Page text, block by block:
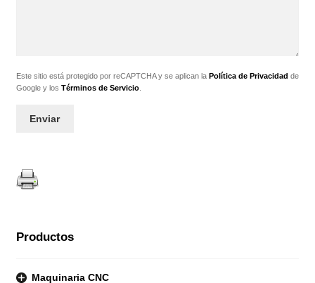
Este sitio está protegido por reCAPTCHA y se aplican la Política de Privacidad de
Google y los Términos de Servicio.
Productos
Maquinaria CNC